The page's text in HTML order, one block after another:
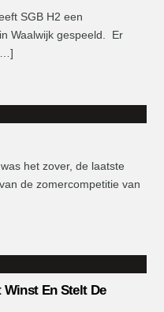
SGB H2 een
Waalwijk gespeeld. Er
het zover, de laatste
de zomercompetitie van
Winst En Stelt De